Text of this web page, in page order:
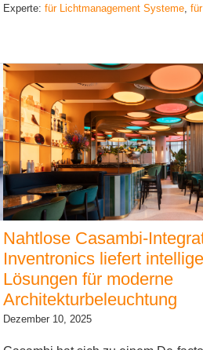
Experte: für Lichtmanagement Systeme,
Nahtlose Casambi-
Inventronics liefert
Lösungen für moderne
Architekturbeleuchtung
Dezember 10, 2025